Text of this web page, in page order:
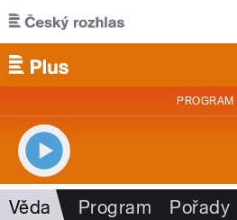
Přejít k hlavnímu obsahu
PROGRAM
Věda Program Pořady